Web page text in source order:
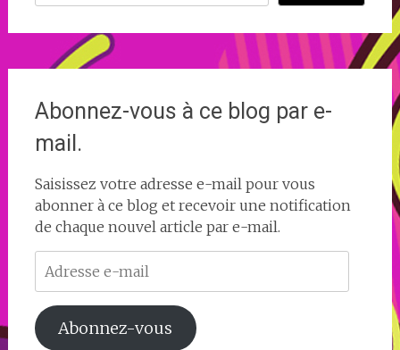
Abonnez-vous à ce blog par e-
mail.
Saisissez votre adresse e-mail pour vous
abonner à ce blog et recevoir une notification
de chaque nouvel article par e-mail.
e-
mail
Abonnez-vous